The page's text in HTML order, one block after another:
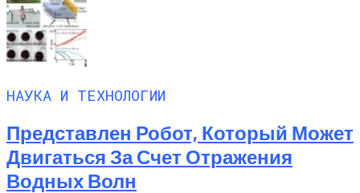
НАУКА И ТЕХНОЛОГИИ
Представлен Робот, Который Может
Двигаться За Счет Отражения
Водных Волн